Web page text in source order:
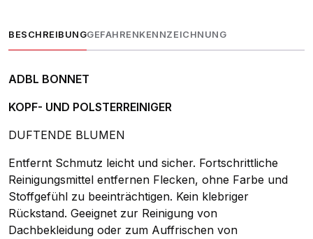
BESCHREIBUNGGEFAHRENKENNZEICHNUNG
ADBL BONNET
KOPF- UND POLSTERREINIGER
DUFTENDE BLUMEN
Entfernt Schmutz leicht und sicher. Fortschrittliche
Reinigungsmittel entfernen Flecken, ohne Farbe und
Stoffgefühl zu beeinträchtigen. Kein klebriger
Rückstand. Geeignet zur Reinigung von
Dachbekleidung oder zum Auffrischen von